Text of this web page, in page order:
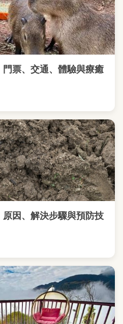
票、交通、體驗與療癒
因、解決步驟與預防技